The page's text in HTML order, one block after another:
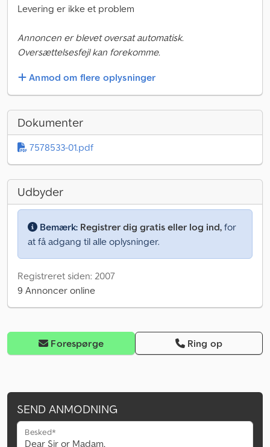
Levering er ikke et problem
Annoncen er blevet oversat automatisk.
Oversættelsesfejl kan forekomme.
Anmod om flere oplysninger
Dokumenter
7578533-01.pdf
Udbyder
Bemærk: Registrer dig gratis eller log ind, for
at få adgang til alle oplysninger.
Registreret siden: 2007
9 Annoncer online
Forespørge Ring op
SEND ANMODNING
Besked*